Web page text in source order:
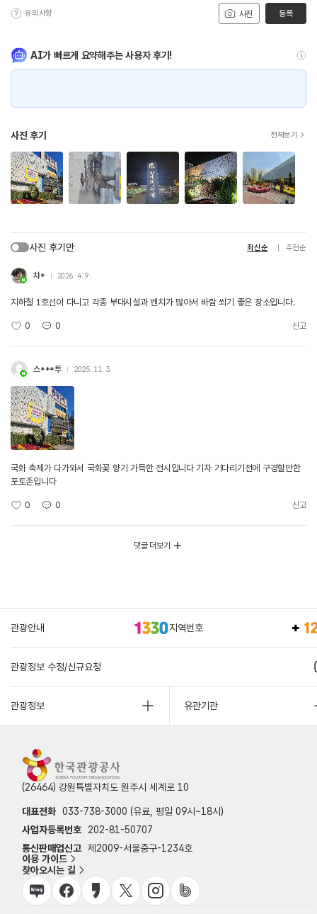
사진
유의사항 등록
AI가 빠르게 요약해주는 사용자 후기!
사진 후기 전체보기
사진 후기만 최신순 추천순
챠* 2026. 4. 9.
지하철 1호선이 다니고 각종 부대시설과 벤치가 많아서 바람 쐬기 좋은 장소입니다.
0 0 신고
스***투 2025. 11. 3.
국화 축제가 다가와서 국화꽃 향기 가득한 전시입니다 기차 기다리기전에 구경할만한
포토존입니다
0 0 신고
댓글 더보기
관광안내 지역번호
관광정보 수정/신규요청
관광정보 유관기관
(26464) 강원특별자치도 원주시 세계로 10
대표전화 033-738-3000 (유료, 평일 09시~18시)
사업자등록번호
202-81-50707
통신판매업신고 제2009-서울중구-1234호
이용 가이드
찾아오시는 길